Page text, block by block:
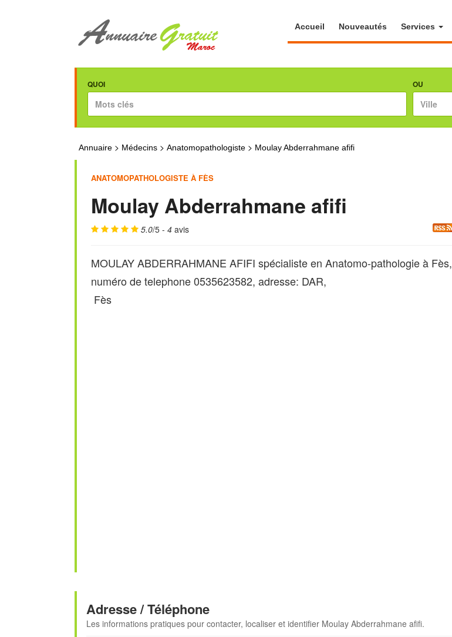
Accueil Nouveautés Services
QUOI OU
Annuaire > Médecins > Anatomopathologiste > Moulay Abderrahmane afifi
ANATOMOPATHOLOGISTE À FÈS
Moulay Abderrahmane afifi
5.0/5 - 4 avis
MOULAY ABDERRAHMANE AFIFI spécialiste en Anatomo-pathologie à Fès,
numéro de telephone 0535623582, adresse: DAR,
Fès
Adresse / Téléphone
Les informations pratiques pour contacter, localiser et identifier Moulay Abderrahmane afifi.